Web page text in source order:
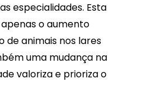
especialidades. Esta
o aumento
de animais nos lares
uma mudança na
valoriza e prioriza o